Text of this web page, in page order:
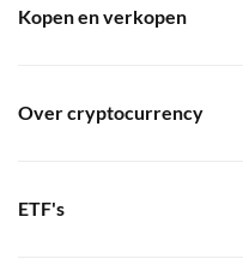
Kopen en verkopen
Over cryptocurrency
ETF's